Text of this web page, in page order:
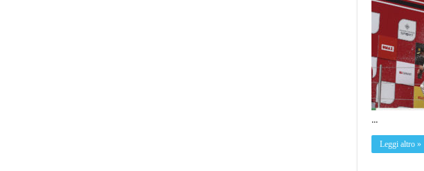
...
Leggi altro »